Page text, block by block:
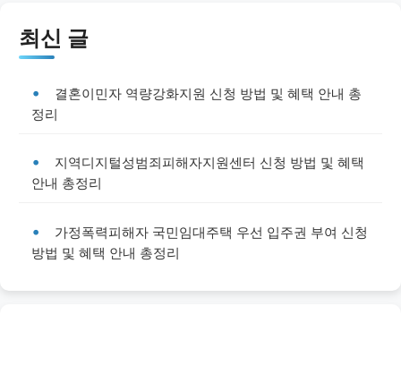
최신 글
결혼이민자 역량강화지원 신청 방법 및 혜택 안내 총
정리
지역디지털성범죄피해자지원센터 신청 방법 및 혜택
안내 총정리
가정폭력피해자 국민임대주택 우선 입주권 부여 신청
방법 및 혜택 안내 총정리